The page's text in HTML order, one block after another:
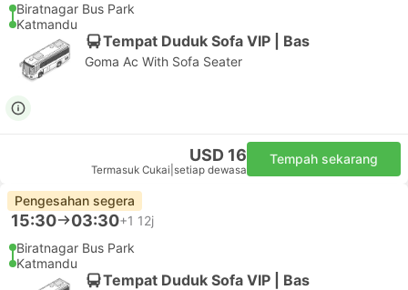
Biratnagar Bus Park
Katmandu
Tempat Duduk Sofa VIP | Bas
Goma Ac With Sofa Seater
USD 16
Termasuk Cukai setiap dewasa
Tempah sekarang
Pengesahan segera
15:30 03:30+1 12j
Biratnagar Bus Park
Katmandu
Tempat Duduk Sofa VIP | Bas